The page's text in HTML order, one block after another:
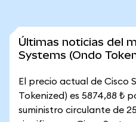
Últimas noticias del
Systems (Ondo
El precio actual de Cisco
Tokenized) es 5874,88 ₺
suministro circulante de